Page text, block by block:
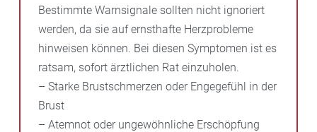
Bestimmte Warnsignale sollten nicht ignoriert
werden, da sie auf ernsthafte Herzprobleme
hinweisen können. Bei diesen Symptomen ist es
ratsam, sofort ärztlichen Rat einzuholen.
– Starke Brustschmerzen oder Engegefühl in der
Brust
– Atemnot oder ungewöhnliche Erschöpfung